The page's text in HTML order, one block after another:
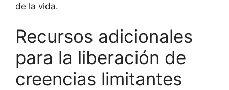
de la vida.
Recursos adicionales
para la liberación de
creencias limitantes